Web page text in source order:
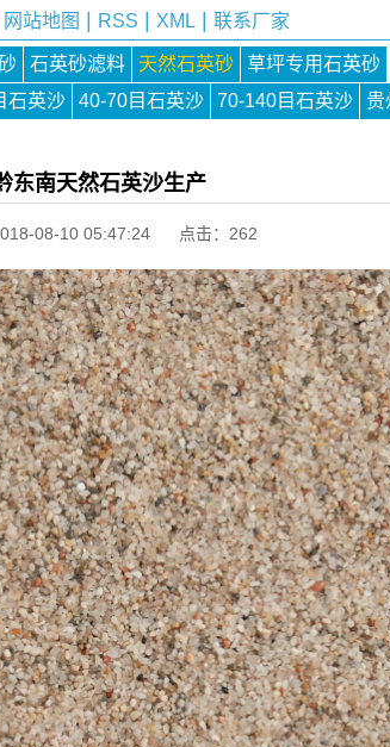
网站地图 RSS XML| 联系厂家
石英砂滤料 天然石英砂
草坪专用石英砂
石英沙 40-70目石英沙 70-140目石英沙
贵
东南天然石英沙生产
08-10 05:47:24 点击： 262